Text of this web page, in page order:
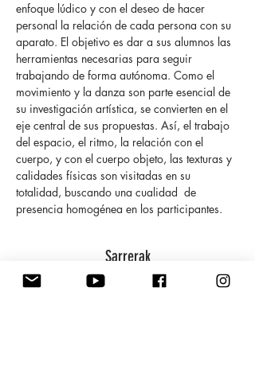
enfoque lúdico y con el deseo de hacer
personal la relación de cada persona con su
aparato. El objetivo es dar a sus alumnos las
herramientas necesarias para seguir
trabajando de forma autónoma. Como el
movimiento y la danza son parte esencial de
su investigación artística, se convierten en el
eje central de sus propuestas. Así, el trabajo
del espacio, el ritmo, la relación con el
cuerpo, y con el cuerpo objeto, las texturas y
calidades físicas son visitadas en su
totalidad, buscando una cualidad  de
presencia homogénea en los participantes.
Sarrerak